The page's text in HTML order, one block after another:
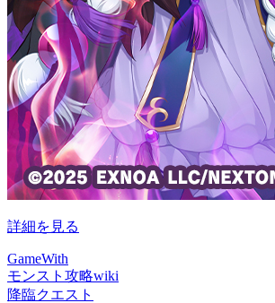
詳細を見る
GameWith
モンスト攻略wiki
降臨クエスト